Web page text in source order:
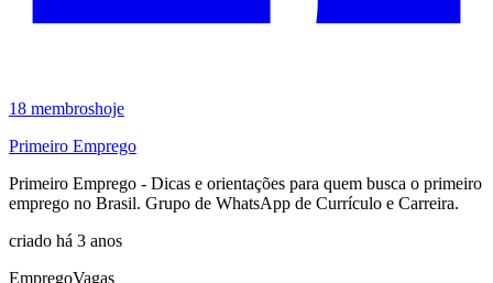
18 membroshoje
Primeiro Emprego
Primeiro Emprego - Dicas e orientações para quem busca o primeiro
emprego no Brasil. Grupo de WhatsApp de Currículo e Carreira.
criado há 3 anos
EmpregoVagas